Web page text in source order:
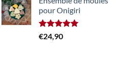
pour Onigiri
Note5.00
sur 5
€24,90